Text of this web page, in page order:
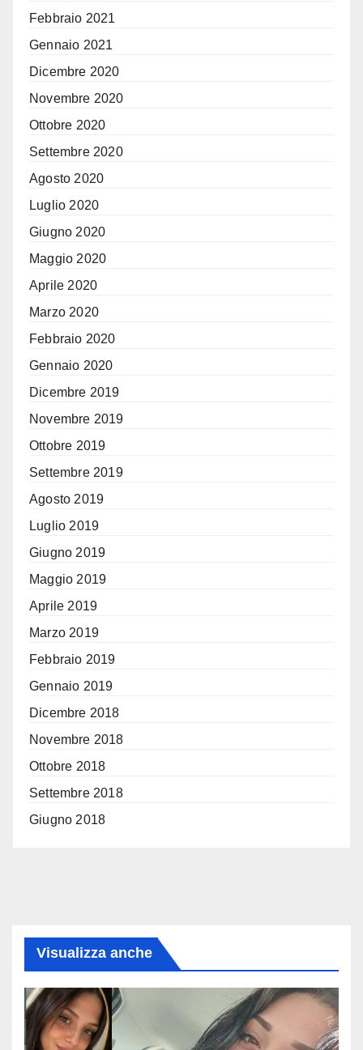
Febbraio 2021
Gennaio 2021
Dicembre 2020
Novembre 2020
Ottobre 2020
Settembre 2020
Agosto 2020
Luglio 2020
Giugno 2020
Maggio 2020
Aprile 2020
Marzo 2020
Febbraio 2020
Gennaio 2020
Dicembre 2019
Novembre 2019
Ottobre 2019
Settembre 2019
Agosto 2019
Luglio 2019
Giugno 2019
Maggio 2019
Aprile 2019
Marzo 2019
Febbraio 2019
Gennaio 2019
Dicembre 2018
Novembre 2018
Ottobre 2018
Settembre 2018
Giugno 2018
Visualizza anche